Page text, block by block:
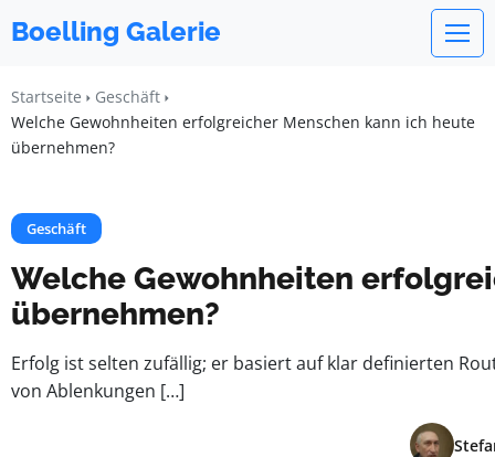
Boelling Galerie
Startseite
Geschäft
Welche Gewohnheiten erfolgreicher Menschen kann ich heute
übernehmen?
Geschäft
Welche Gewohnheiten
übernehmen?
Erfolg ist selten zufällig; er basiert auf klar definierten
von Ablenkungen […]